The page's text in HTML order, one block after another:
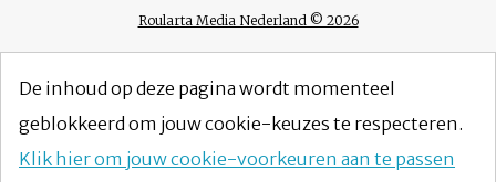
Roularta Media Nederland © 2026
De inhoud op deze pagina wordt momenteel
geblokkeerd om jouw cookie-keuzes te respecteren.
Klik hier om jouw cookie-voorkeuren aan te passen